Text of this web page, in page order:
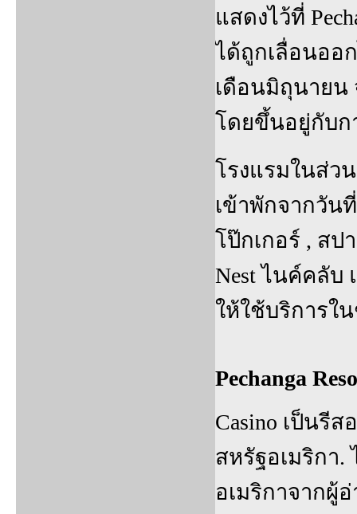
แสดงไว้ที่
ได้ถูกเลื่อนออ
เดือนมิถุนายน
โดยขึ้นอยู่กับก
โรงแรมในส่ว
เข้าพักจากวัน
โป๊กเกอร์ , สป
Nest ไนค์คลับ
ให้ใช้บริการใ
Pechanga
Casino เป็นรี
สหรัฐอเมริกา
อเมริกาจากผู้